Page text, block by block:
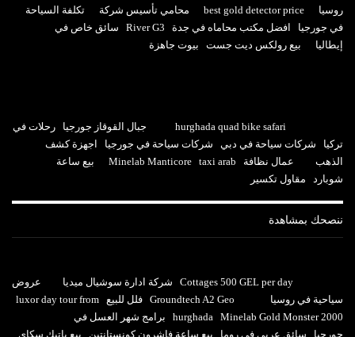
روسيا
best gold detector price محامي تأسيس شركة
تكلفة السياحة
في جورجيا
افضل مكتب محاماه في جدة River G3
سائق خاص في
إيطاليا
بيع رولكس ديت جست بيوت جاهزة
hurghada quad bike safari جبال القوقاز جورجيا
رحلات في
تركيا
شركات سياحة في دبي شركات سياحة في جورجيا
اجهزة كشف
الذهب
عمال نظافة Minelab Manticore taxi arab
بيع ساعة
شوبارد
مقاول تكسير
ننصحك بمشاهدة
Cottages 500 GEL per day شركة ادارة سوشيال ميديا
عروض
سياحية في روسيا
Groundtech A2 Geo فلل للبيع
luxor day tour from
hurghada
Minelab Gold Monster 2000
برامج شهر العسل في
جورجيا
سائق عربي في روما بيع ساعة فاشرون كونستانتين
بيع باتيك سكاي